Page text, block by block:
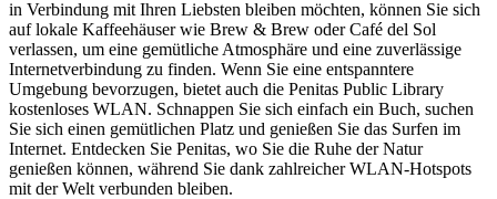
in Verbindung mit Ihren Liebsten bleiben möchten, können Sie sich
auf lokale Kaffeehäuser wie Brew & Brew oder Café del Sol
verlassen, um eine gemütliche Atmosphäre und eine zuverlässige
Internetverbindung zu finden. Wenn Sie eine entspanntere
Umgebung bevorzugen, bietet auch die Penitas Public Library
kostenloses WLAN. Schnappen Sie sich einfach ein Buch, suchen
Sie sich einen gemütlichen Platz und genießen Sie das Surfen im
Internet. Entdecken Sie Penitas, wo Sie die Ruhe der Natur
genießen können, während Sie dank zahlreicher WLAN-Hotspots
mit der Welt verbunden bleiben.